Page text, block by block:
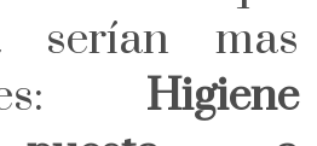
serían mas
Higiene